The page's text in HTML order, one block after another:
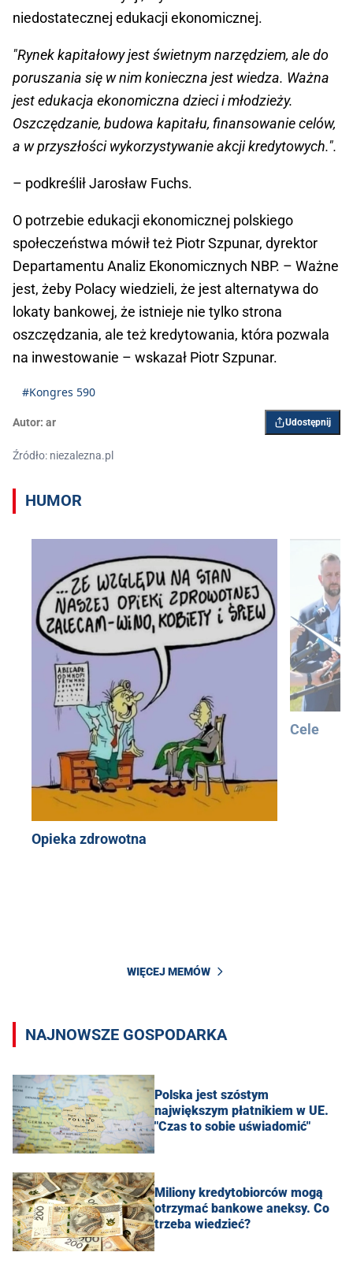
niedostatecznej edukacji ekonomicznej.
"Rynek kapitałowy jest świetnym narzędziem, ale do
poruszania się w nim konieczna jest wiedza. Ważna
jest edukacja ekonomiczna dzieci i młodzieży.
Oszczędzanie, budowa kapitału, finansowanie celów,
a w przyszłości wykorzystywanie akcji kredytowych.".
– podkreślił Jarosław Fuchs.
O potrzebie edukacji ekonomicznej polskiego
społeczeństwa mówił też Piotr Szpunar, dyrektor
Departamentu Analiz Ekonomicznych NBP. – Ważne
jest, żeby Polacy wiedzieli, że jest alternatywa do
lokaty bankowej, że istnieje nie tylko strona
oszczędzania, ale też kredytowania, która pozwala
na inwestowanie – wskazał Piotr Szpunar.
#Kongres 590
Autor: ar Udostępnij
Źródło: niezalezna.pl
HUMOR
Opieka zdrowotna
Cele
WIĘCEJ MEMÓW
NAJNOWSZE GOSPODARKA
Polska jest szóstym
największym płatnikiem w UE.
"Czas to sobie uświadomić"
Miliony kredytobiorców mogą
otrzymać bankowe aneksy. Co
trzeba wiedzieć?